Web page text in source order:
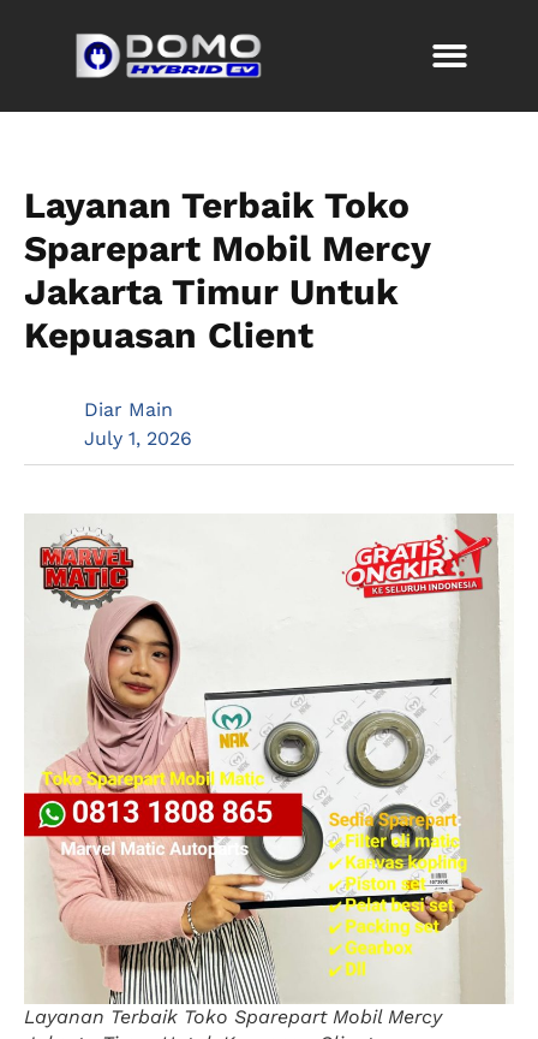
Layanan Terbaik Toko
Sparepart Mobil Mercy
Jakarta Timur Untuk
Kepuasan Client
Diar Main
July 1, 2026
Layanan Terbaik Toko Sparepart Mobil Mercy